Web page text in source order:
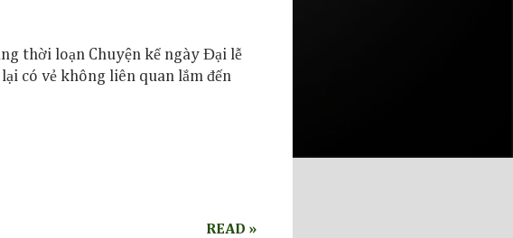
thời loạn Chuyện kể ngày Đại lễ
có vẻ không liên quan lắm đến
READ »